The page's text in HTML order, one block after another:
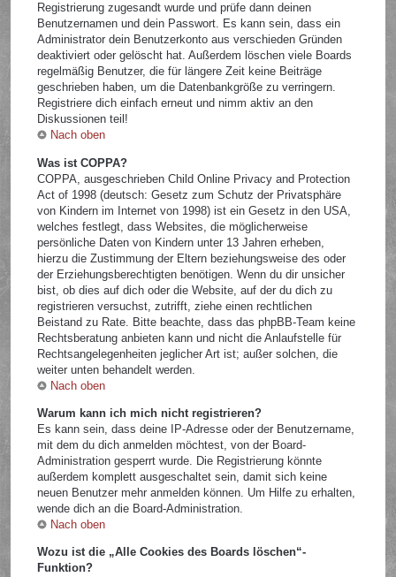
Registrierung zugesandt wurde und prüfe dann deinen
Benutzernamen und dein Passwort. Es kann sein, dass ein
Administrator dein Benutzerkonto aus verschieden Gründen
deaktiviert oder gelöscht hat. Außerdem löschen viele Boards
regelmäßig Benutzer, die für längere Zeit keine Beiträge
geschrieben haben, um die Datenbankgröße zu verringern.
Registriere dich einfach erneut und nimm aktiv an den
Diskussionen teil!
Nach oben
Was ist COPPA?
COPPA, ausgeschrieben Child Online Privacy and Protection
Act of 1998 (deutsch: Gesetz zum Schutz der Privatsphäre
von Kindern im Internet von 1998) ist ein Gesetz in den USA,
welches festlegt, dass Websites, die möglicherweise
persönliche Daten von Kindern unter 13 Jahren erheben,
hierzu die Zustimmung der Eltern beziehungsweise des oder
der Erziehungsberechtigten benötigen. Wenn du dir unsicher
bist, ob dies auf dich oder die Website, auf der du dich zu
registrieren versuchst, zutrifft, ziehe einen rechtlichen
Beistand zu Rate. Bitte beachte, dass das phpBB-Team keine
Rechtsberatung anbieten kann und nicht die Anlaufstelle für
Rechtsangelegenheiten jeglicher Art ist; außer solchen, die
weiter unten behandelt werden.
Nach oben
Warum kann ich mich nicht registrieren?
Es kann sein, dass deine IP-Adresse oder der Benutzername,
mit dem du dich anmelden möchtest, von der Board-
Administration gesperrt wurde. Die Registrierung könnte
außerdem komplett ausgeschaltet sein, damit sich keine
neuen Benutzer mehr anmelden können. Um Hilfe zu erhalten,
wende dich an die Board-Administration.
Nach oben
Wozu ist die „Alle Cookies des Boards löschen“-
Funktion?